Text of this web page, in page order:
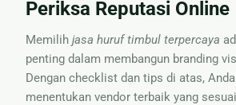
Periksa Reputasi Online
Memilihjasa huruf timbul terpercaya
penting dalam membangun branding
Dengan checklist dan tips di atas,
menentukan vendor terbaik yang